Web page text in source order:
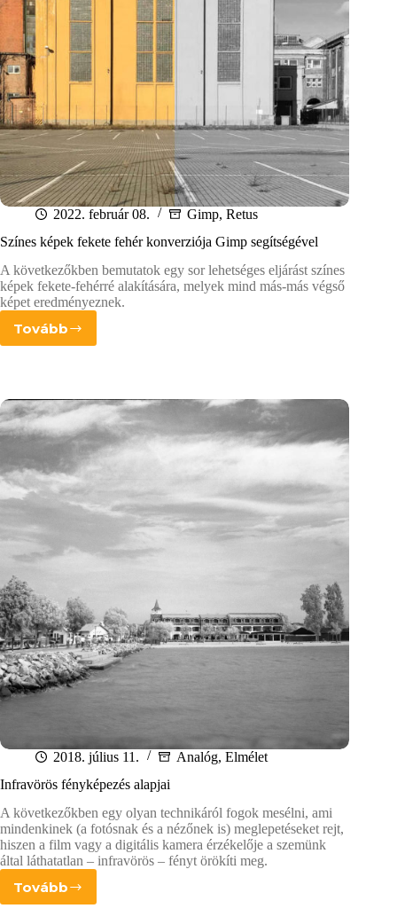
2022. február 08. Gimp, Retus
Színes képek fekete fehér konverziója Gimp segítségével
A következőkben bemutatok egy sor lehetséges eljárást színes
képek fekete-fehérré alakítására, melyek mind más-más végső
képet eredményeznek.
TovábbSzínes
konverziója
Gimp
segítségével
2018. július 11. Analóg, Elmélet
Infravörös fényképezés alapjai
A következőkben egy olyan technikáról fogok mesélni, ami
mindenkinek (a fotósnak és a nézőnek is) meglepetéseket rejt,
hiszen a film vagy a digitális kamera érzékelője a szemünk
által láthatatlan – infravörös – fényt örökíti meg.
TovábbInfravörös